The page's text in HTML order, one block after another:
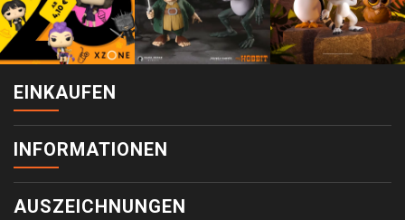
EINKAUFEN
INFORMATIONEN
AUSZEICHNUNGEN